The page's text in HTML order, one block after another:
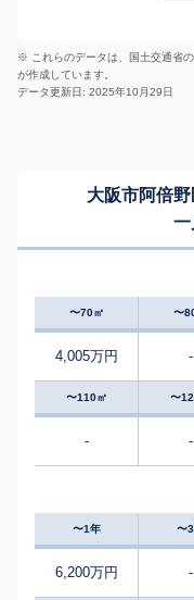
※ これらのデータは、国土交通省の
が作成しています。
データ更新日: 2025年10月29日
大阪市阿倍
一
〜70㎡ 〜
4,005万円 -
〜110㎡ 〜
- -
〜1年 〜
6,200万円 -